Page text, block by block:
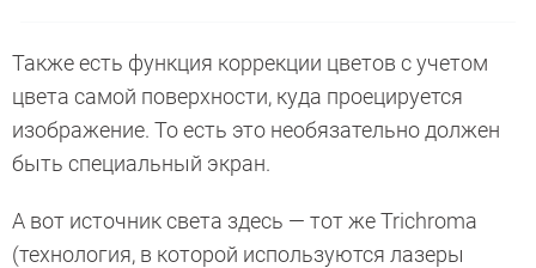
Также есть функция коррекции цветов с учетом
цвета самой поверхности, куда проецируется
изображение. То есть это необязательно должен
быть специальный экран.
А вот источник света здесь — тот же Trichroma
(технология, в которой используются лазеры